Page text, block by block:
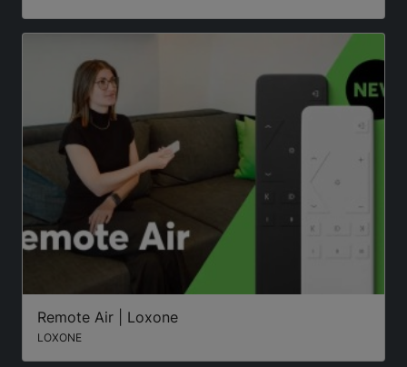
Remote Air | Loxone
LOXONE